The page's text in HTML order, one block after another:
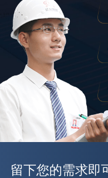
留下您的需求即